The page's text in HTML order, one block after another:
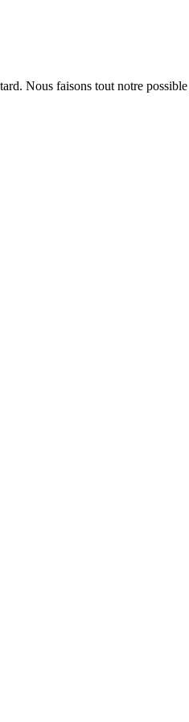
Nous faisons tout notre